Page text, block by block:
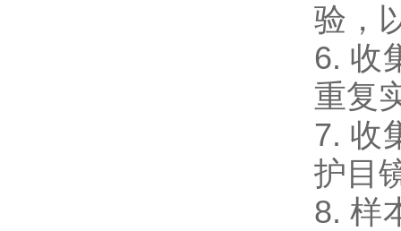
验，
6. 收
重复
7. 收
护目
8. 样